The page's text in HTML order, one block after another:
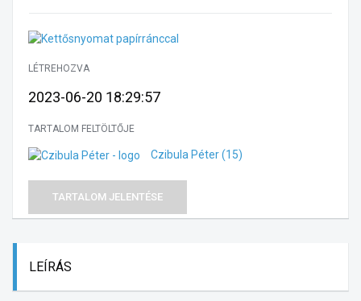
LÉTREHOZVA
2023-06-20 18:29:57
TARTALOM FELTÖLTŐJE
Czibula Péter(15)
TARTALOM JELENTÉSE
LEÍRÁS